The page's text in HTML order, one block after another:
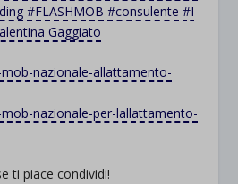
#FLASHMOB #consulente #I
Gaggiato
nazionale-allattamento-
nazionale-per-lallattamento-
ti piace condividi!